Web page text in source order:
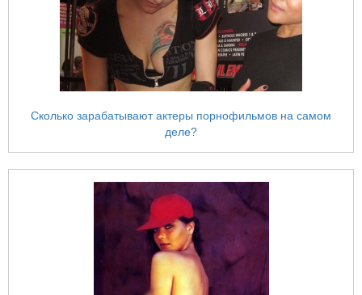
Сколько зарабатывают актеры порнoфильмов на самом
деле?